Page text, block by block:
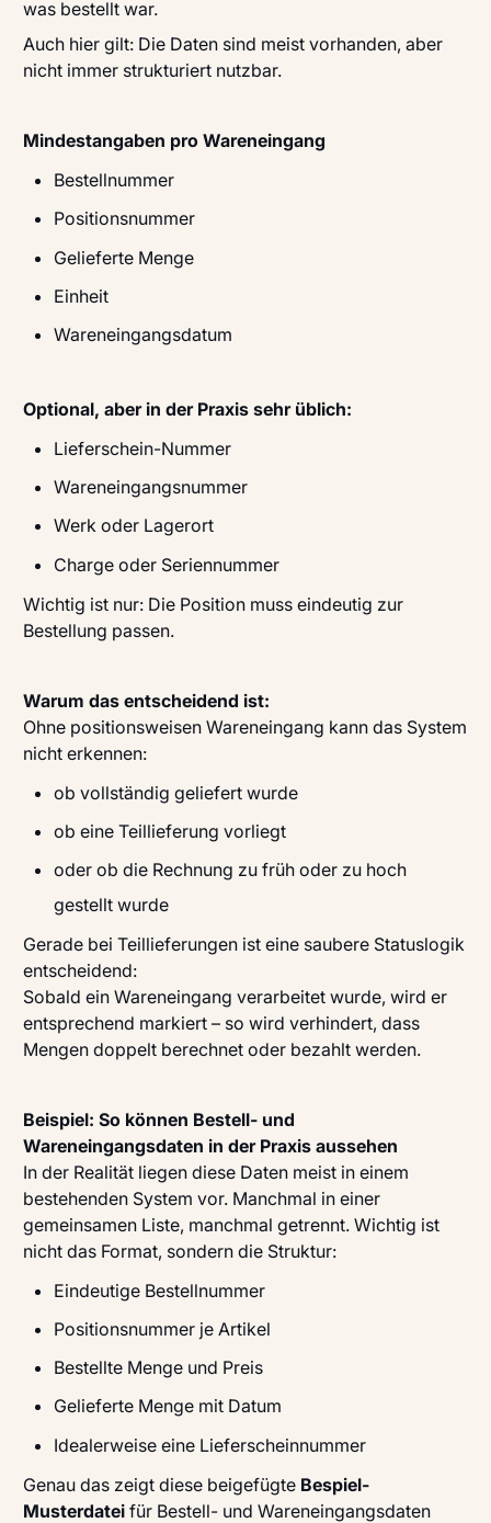
was bestellt war.
Auch hier gilt: Die Daten sind meist vorhanden, aber
nicht immer strukturiert nutzbar.
Mindestangaben pro Wareneingang
Bestellnummer
Positionsnummer
Gelieferte Menge
Einheit
Wareneingangsdatum
Optional, aber in der Praxis sehr üblich:
Lieferschein-Nummer
Wareneingangsnummer
Werk oder Lagerort
Charge oder Seriennummer
Wichtig ist nur: Die Position muss eindeutig zur
Bestellung passen.
Warum das entscheidend ist:
Ohne positionsweisen Wareneingang kann das System
nicht erkennen:
ob vollständig geliefert wurde
ob eine Teillieferung vorliegt
oder ob die Rechnung zu früh oder zu hoch
gestellt wurde
Gerade bei Teillieferungen ist eine saubere Statuslogik
entscheidend:
Sobald ein Wareneingang verarbeitet wurde, wird er
entsprechend markiert – so wird verhindert, dass
Mengen doppelt berechnet oder bezahlt werden.
Beispiel: So können Bestell- und
Wareneingangsdaten in der Praxis aussehen
In der Realität liegen diese Daten meist in einem
bestehenden System vor. Manchmal in einer
gemeinsamen Liste, manchmal getrennt. Wichtig ist
nicht das Format, sondern die Struktur:
Eindeutige Bestellnummer
Positionsnummer je Artikel
Bestellte Menge und Preis
Gelieferte Menge mit Datum
Idealerweise eine Lieferscheinnummer
Genau das zeigt diese beigefügte Bespiel-
Musterdateifür Bestell- und Wareneingangsdaten